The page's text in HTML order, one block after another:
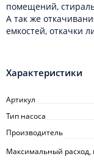
помещений,
А так же
емкостей, откачки
Характеристики
Артикул
Тип насоса
Производитель
Максимальный расход,